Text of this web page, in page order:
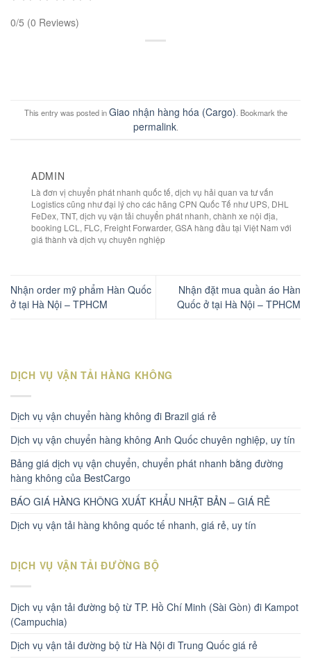
0/5 (0 Reviews)
This entry was posted inGiao nhận hàng hóa (Cargo) . Bookmark the
permalink.
ADMIN
Là đơn vị chuyển phát nhanh quốc tế, dịch vụ hải quan va tư vấn
Logistics cũng như đại lý cho các hãng CPN Quốc Tế như UPS, DHL
FeDex, TNT, dịch vụ vận tải chuyển phát nhanh, chành xe nội địa,
booking LCL, FLC, Freight Forwarder, GSA hàng đầu tại Việt Nam với
giá thành và dịch vụ chuyên nghiệp
Nhận order mỹ phẩm Hàn Quốc
ở tại Hà Nội – TPHCM
Nhận đặt mua quần áo Hàn
Quốc ở tại Hà Nội – TPHCM
DỊCH VỤ VẬN TẢI HÀNG KHÔNG
Dịch vụ vận chuyển hàng không đi Brazil giá rẻ
Dịch vụ vận chuyển hàng không Anh Quốc chuyên nghiệp, uy tín
Bảng giá dịch vụ vận chuyển, chuyển phát nhanh bằng đường
hàng không của BestCargo
BÁO GIÁ HÀNG KHÔNG XUẤT KHẨU NHẬT BẢN – GIÁ RẺ
Dịch vụ vận tải hàng không quốc tế nhanh, giá rẻ, uy tín
DỊCH VỤ VẬN TẢI ĐƯỜNG BỘ
Dịch vụ vận tải đường bộ từ TP. Hồ Chí Minh (Sài Gòn) đi Kampot
(Campuchia)
Dịch vụ vận tải đường bộ từ Hà Nội đi Trung Quốc giá rẻ